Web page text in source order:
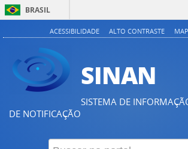
BRASIL
Acesso à
ACESSIBILIDADE ALTO CONTRASTE
SINAN
SISTEMA DE
DE NOTIFICAÇÃO